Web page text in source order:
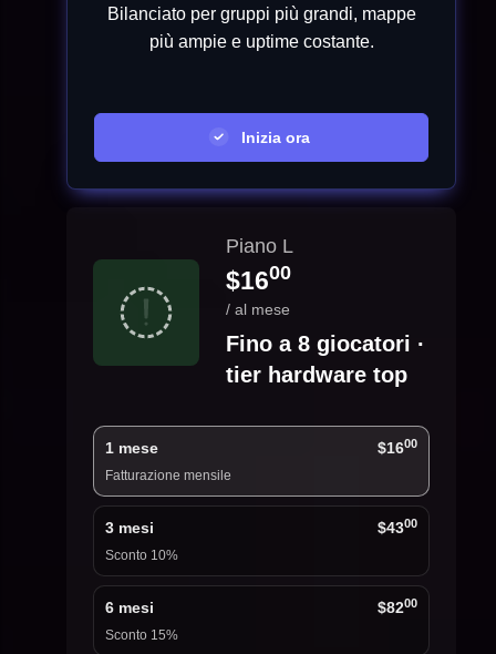
Bilanciato per gruppi più grandi, mappe
più ampie e uptime costante.
Inizia ora
Piano L
$1600
/ al mese
Fino a 8 giocatori ·
tier hardware top
1 mese $1600
Fatturazione mensile
3 mesi $4300
Sconto 10%
6 mesi $8200
Sconto 15%